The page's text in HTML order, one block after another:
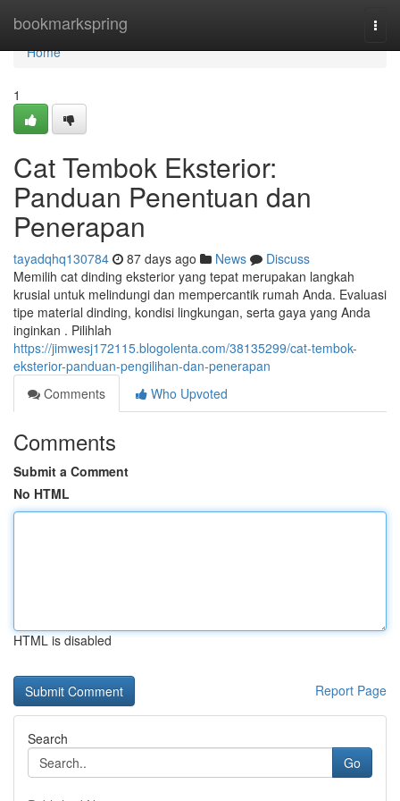
bookmarkspring
Home
Home
1
Cat Tembok Eksterior:
Panduan Penentuan dan
Penerapan
tayadqhq130784 87 days ago News
Discuss
Memilih cat dinding eksterior yang tepat merupakan langkah
krusial untuk melindungi dan mempercantik rumah Anda. Evaluasi
tipe material dinding, kondisi lingkungan, serta gaya yang Anda
inginkan . Pilihlah
https://jimwesj172115.blogolenta.com/38135299/cat-tembok-
eksterior-panduan-pengilihan-dan-penerapan
Comments
Who Upvoted
Comments
Submit a Comment
No HTML
HTML is disabled
Report Page
Search
Go